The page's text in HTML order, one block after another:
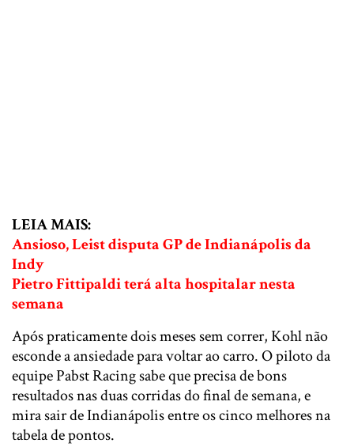
LEIA MAIS:
Ansioso, Leist disputa GP de Indianápolis da
Indy
Pietro Fittipaldi terá alta hospitalar nesta
semana
Após praticamente dois meses sem correr, Kohl não
esconde a ansiedade para voltar ao carro. O piloto da
equipe Pabst Racing sabe que precisa de bons
resultados nas duas corridas do final de semana, e
mira sair de Indianápolis entre os cinco melhores na
tabela de pontos.